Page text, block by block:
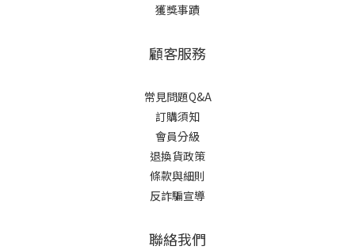
獲獎事蹟
顧客服務
常見問題Q&A
訂購須知
會員分級
退換貨政策
條款與細則
反詐騙宣導
聯絡我們